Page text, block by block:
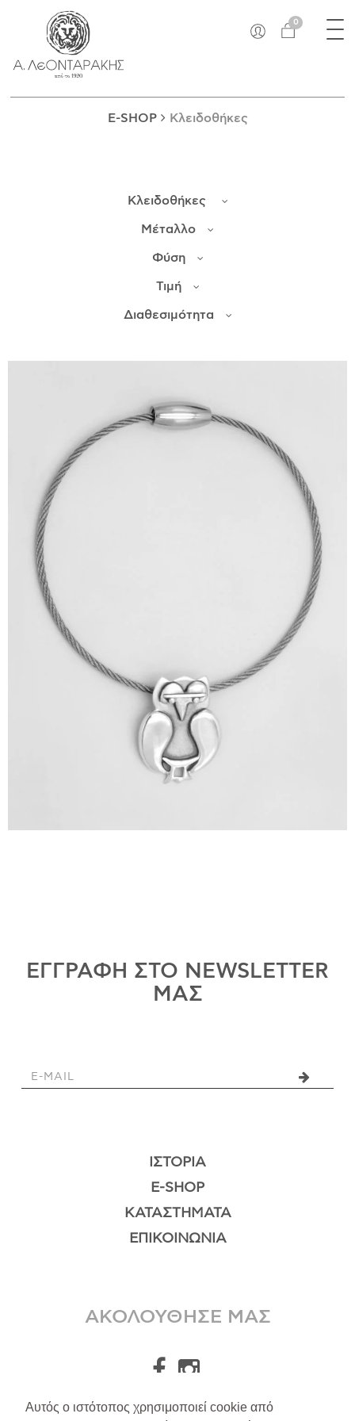
Αυτός ο ιστότοπος χρησιμοποιεί cookie από
0 ×
E-SHOP
ΜΟΝΑΔΙΚΆ
ΔΑΚΤΥΛΊΔΙΑ
ΜΑΝΙΚΕΤΌΚΟΥΜΠΑ
Η ΣΧΕΔΙΆΣΤΡΙΑ
ΤΙ ΣΗΜΑΊΝΕΙ ΤΟ ΚΌΣΜΗΜΑ ΓΙΑ ΜΑΣ ;
ΚΑΤΑΣΤΉΜΑΤΑ
ΔΗΜΟΣΙΕΎΣΕΙΣ
ΕΠΙΚΟΙΝΩΝΊΑ
Ο ΛΟΓΑΡΙΑΣΜΌΣ ΜΟΥ
ΚΑΛΆΘΙ ΑΓΟΡΏΝ
ΑΠΟΣΤΟΛΈΣ/ΕΠΙΣΤΡΟΦΈΣ
ΠΟΛΙΤΙΚΉ ΑΠΟΡΡΉΤΟΥ
ΌΡΟΙ ΥΠΗΡΕΣΙΏΝ
E-SHOP Κλειδοθήκες
Κλειδοθήκες
Μέταλλο
Φύση
Τιμή
Διαθεσιμότητα
ΕΓΓΡΑΦΗ ΣΤΟ NEWSLETTER
ΜΑΣ
ΙΣΤΟΡΊΑ
E-SHOP
ΚΑΤΑΣΤΉΜΑΤΑ
ΕΠΙΚΟΙΝΩΝΊΑ
ΑΚΟΛΟΥΘΗΣΕ ΜΑΣ